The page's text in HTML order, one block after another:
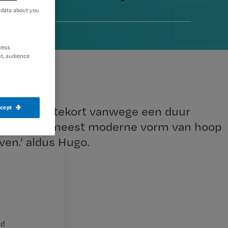
vanwege een duur
kost de meest moderne vorm van hoop
aldus Hugo.
about you
audience